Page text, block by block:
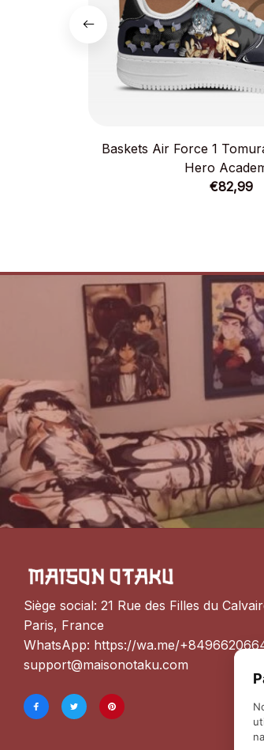
Baskets Air Force 1
Hero
€82,99
Siège social: 21 Rue des Filles du
Paris, France
WhatsApp: https://wa.me/
support@maisonotaku.com